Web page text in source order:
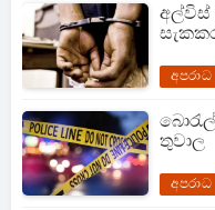
අල්විස්
අපරාධ
තුවාල
අපරාධ